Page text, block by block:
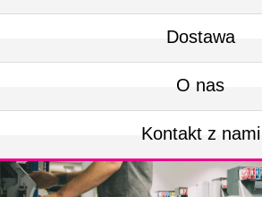
Dostawa
O nas
Kontakt z nami